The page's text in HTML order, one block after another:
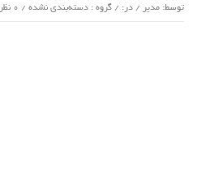
توسط: مدیر / در: / گروه :دسته‌بندی نشده / 0 نظر / 3,284 نمایش